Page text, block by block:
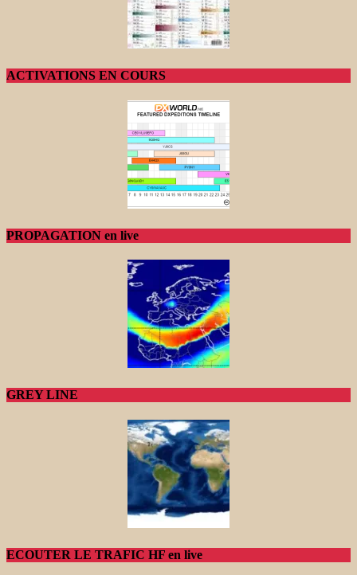
ACTIVATIONS EN COURS
PROPAGATION en live
GREY LINE
ECOUTER LE TRAFIC HF en live